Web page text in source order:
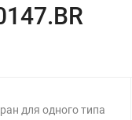
для одного типа